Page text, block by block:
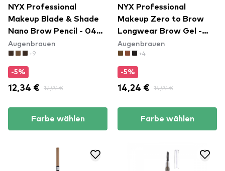
NYX Professional
Makeup Blade & Shade
Nano Brow Pencil - 04
Taupe
Augenbrauen
+9
-5%
12,34 € 12,99 €
Farbe wählen
NYX Professional
Makeup Zero to Brow
Longwear Brow Gel -
Black (ZTBG08)
Augenbrauen
+4
-5%
14,24 € 14,99 €
Farbe wählen